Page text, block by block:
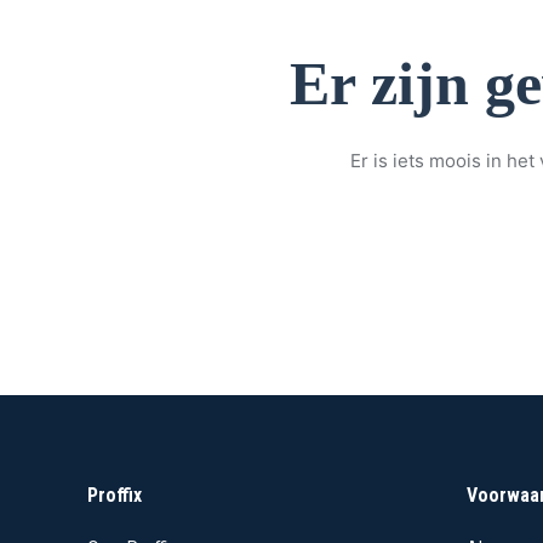
Er zijn
Er is iets moois in
Proffix